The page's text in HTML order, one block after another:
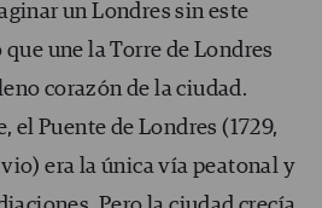
un Londres sin este
une la Torre de Londres
corazón de la ciudad.
el Puente de Londres (1729,
era la única vía peatonal y